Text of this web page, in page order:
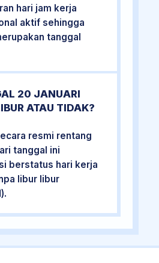
hari jam kerja
aktif sehingga
tanggal
20 JANUARI
ATAU TIDAK?
resmi rentang
tanggal ini
berstatus hari kerja
libur libur